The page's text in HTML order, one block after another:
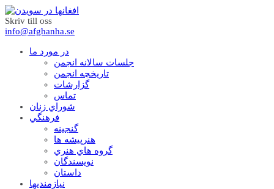
Skriv till oss
info@afghanha.se
در مورد ما
جلسات سالانه انجمن
تاریخچه انجمن
گزارشات
تماس
شوراي زنان
فرهنگي
گنجينه
هنرپيشه ها
گروه هاي هنري
نويسندگان
داستان
نيازمنديها